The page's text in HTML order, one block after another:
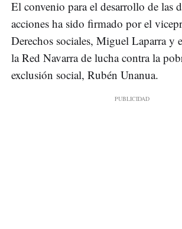
El convenio para el desarrollo de las
acciones ha sido firmado por el
Derechos sociales, Miguel Laparra y
la Red Navarra de lucha contra la
exclusión social, Rubén Unanua.